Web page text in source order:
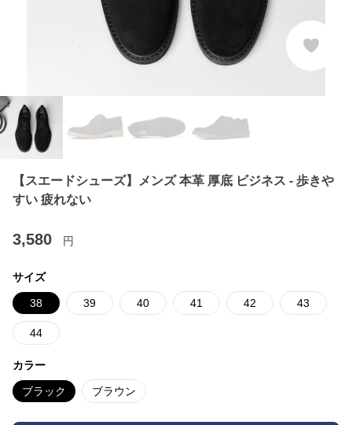
【スエードシューズ】メンズ 本革 厚底 ビジネス - 歩きや
すい 疲れない
3,580 円
サイズ
38 39 40 41 42 43
44
カラー
ブラック ブラウン